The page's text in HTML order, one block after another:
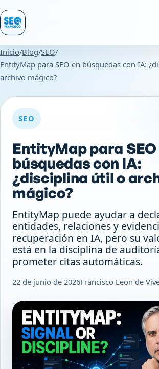
Saltar al contenido
Inicio/Blog/SEO/
EntityMap para SEO en búsquedas con IA:
archivo mágico?
SEO
EntityMap para SEO
búsquedas con IA:
¿disciplina útil o
mágico?
EntityMap puede ayudar a
entidades, relaciones y
recuperación en IA, pero su
está en la disciplina de
prometer citas automáticas.
22 de junio de 2026Francisco Leon de